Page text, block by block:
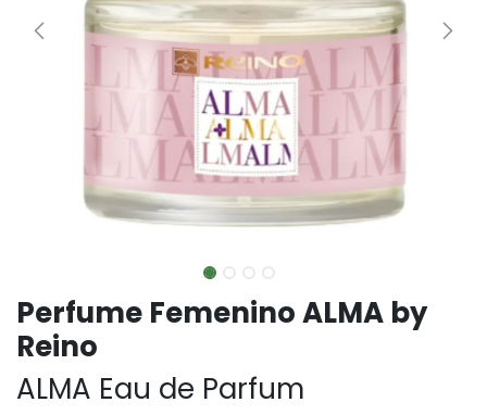
Perfume Femenino ALMA by
Reino
ALMA Eau de Parfum